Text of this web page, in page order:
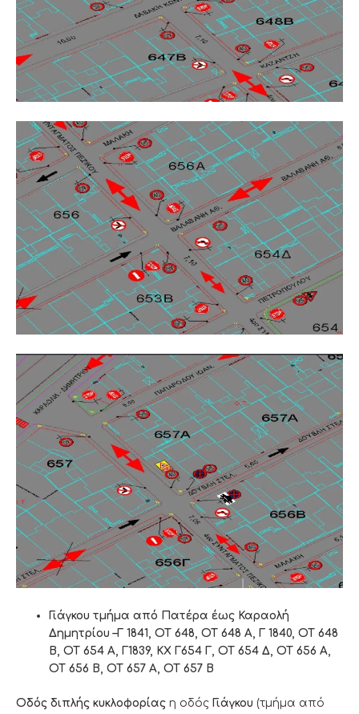
Γιάγκου τμήμα από Πατέρα έως Καραολή
Δημητρίου –Γ 1841, ΟΤ 648, ΟΤ 648 Α, Γ 1840, ΟΤ 648
Β, ΟΤ 654 Α, Γ1839, ΚΧ Γ654 Γ, ΟΤ 654 Δ, ΟΤ 656 Α,
ΟΤ 656 Β, ΟΤ 657 Α, ΟΤ 657 Β
Οδός διπλής κυκλοφορίας η οδός Γιάγκου (τμήμα από